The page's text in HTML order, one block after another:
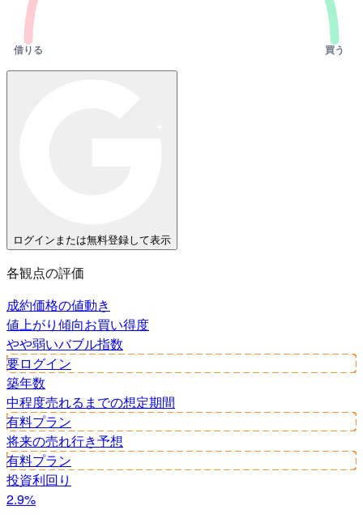
借りる 買う
ログインまたは無料登録して表示
各観点の評価
成約価格の値動き
値上がり傾向お買い得度
やや弱いバブル指数
要ログイン
築年数
中程度売れるまでの想定期間
有料プラン
将来の売れ行き予想
有料プラン
投資利回り
2.9%